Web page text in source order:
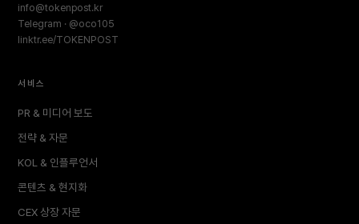
info@tokenpost.kr
Telegram · @oco105
linktr.ee/TOKENPOST
서비스
PR & 미디어 보도
전략 & 자문
KOL & 인플루언서
콘텐츠 & 현지화
CEX 상장 자문